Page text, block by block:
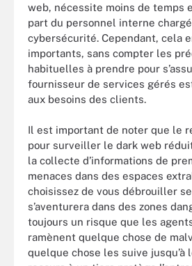
web, nécessite moins de temps
part du personnel interne
cybersécurité. Cependant, cela
importants, sans compter les
habituelles à prendre pour
fournisseur de services gérés
aux besoins des clients.
Il est important de noter que le
pour surveiller le dark web
la collecte d’informations de
menaces dans des espaces
choisissez de vous débrouiller
s’aventurera dans des zones
toujours un risque que les
ramènent quelque chose de
quelque chose les suive jusqu’à